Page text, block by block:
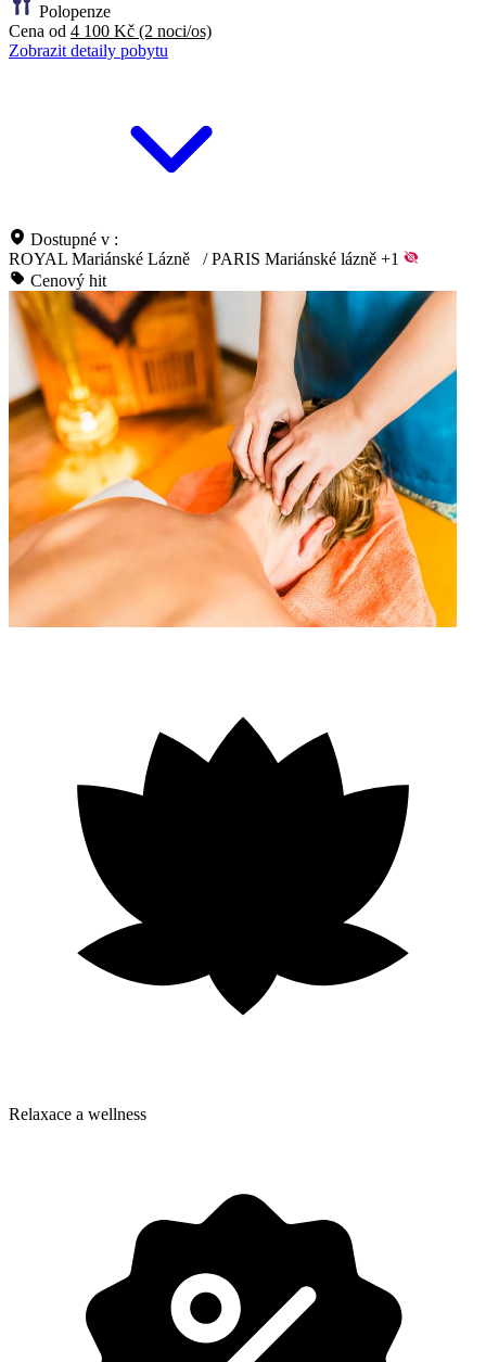
Polopenze
Cena od 4 100 Kč (2 noci/os)
Zobrazit detaily pobytu
Dostupné v :
ROYAL Mariánské Lázně
/ PARIS Mariánské lázně +1
Cenový hit
Relaxace a wellness